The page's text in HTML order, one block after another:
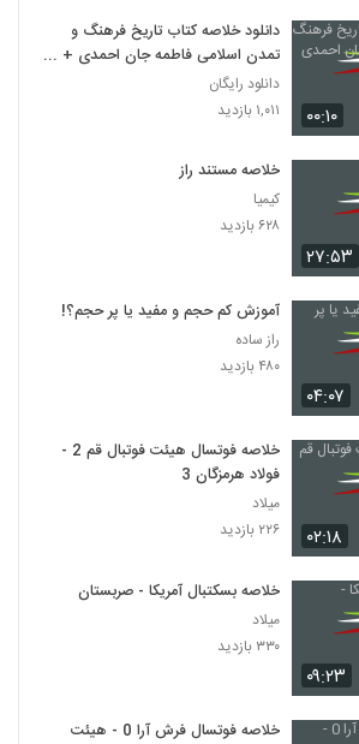
۰۰:۱۰
دانلود خلاصه کتاب تاریخ فرهنگ و
تمدن اسلامی فاطمه جان احمدی +
نمونه سوالات
دانلود رایگان
۱,۰۱۱ بازدید
۲۷:۵۳
خلاصه مستند راز
کیمیا
۶۲۸ بازدید
۰۴:۰۷
آموزش کم حجم و مفید یا پر حجم؟!
راز ساده
۴۸۰ بازدید
۰۲:۱۸
خلاصه فوتسال هیئت فوتبال قم 2 -
فولاد هرمزگان 3
میلاد
۲۲۶ بازدید
۰۹:۲۳
خلاصه بسکتبال آمریکا - صربستان
میلاد
۳۳۰ بازدید
خلاصه فوتسال فرش آرا 0 - هیئت